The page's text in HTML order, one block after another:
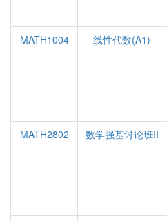
MATH1004
线性代数(A1)
MATH2802
数学强基讨论班II